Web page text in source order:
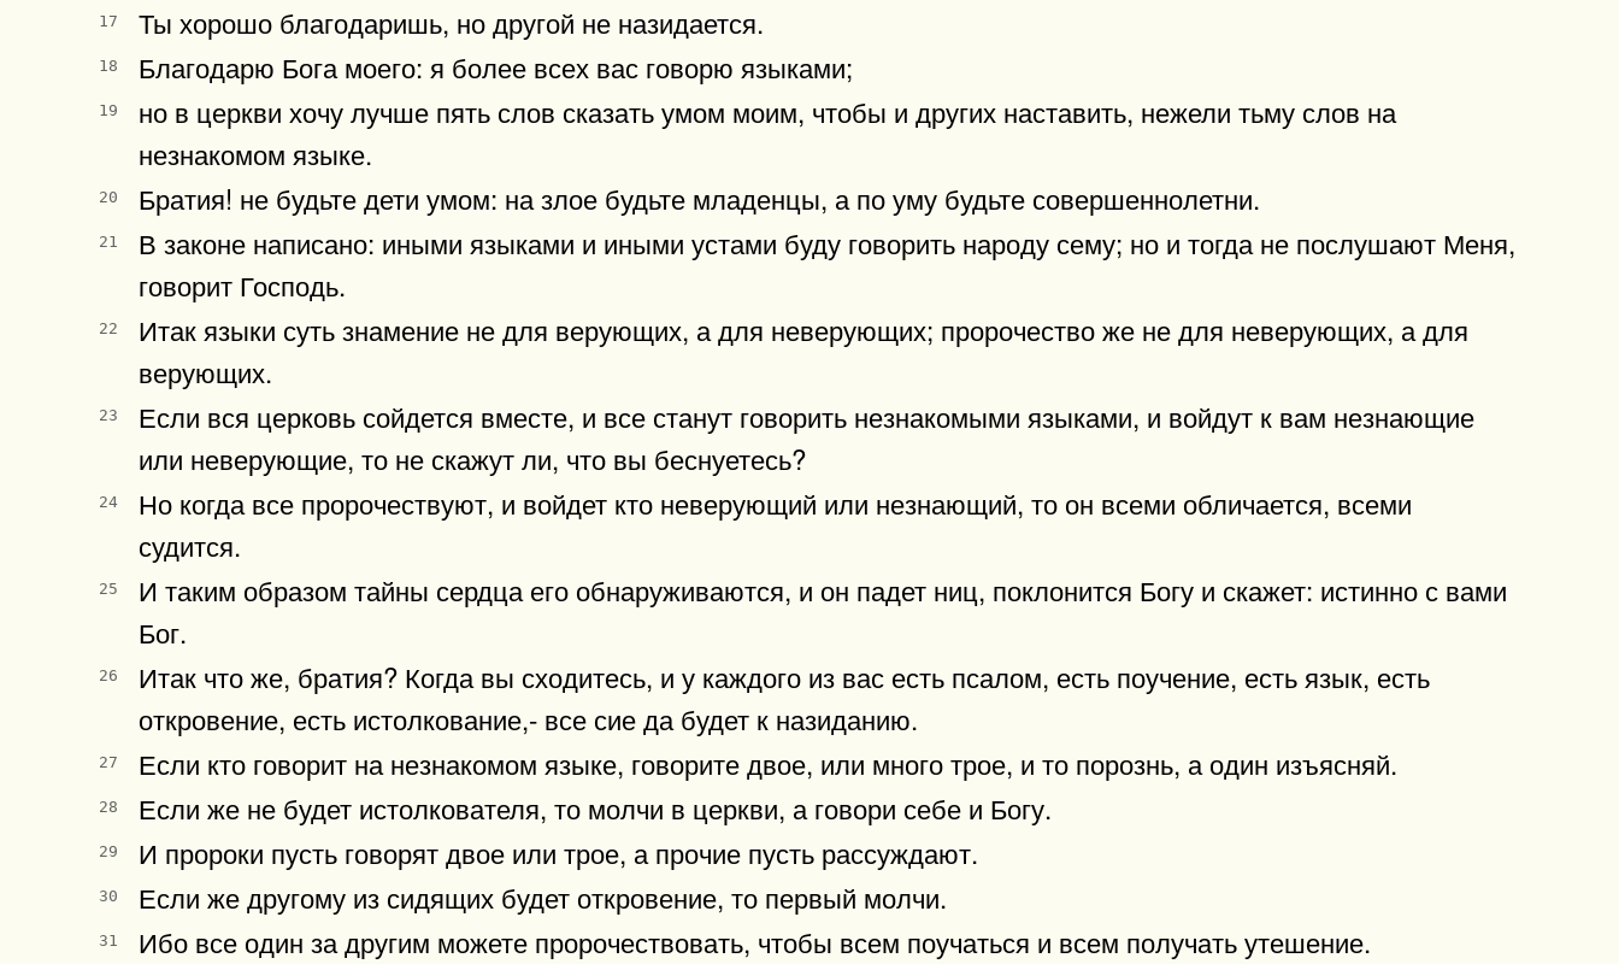
17 Ты хорошо благодаришь, но другой не назидается.
18 Благодарю Бога моего: я более всех вас говорю языками;
19
но в церкви хочу лучше пять слов сказать умом моим, чтобы и других наставить, нежели тьму слов на
незнакомом языке.
20 Братия! не будьте дети умом: на злое будьте младенцы, а по уму будьте совершеннолетни.
21
В законе написано: иными языками и иными устами буду говорить народу сему; но и тогда не послушают Меня,
говорит Господь.
22
Итак языки суть знамение не для верующих, а для неверующих; пророчество же не для неверующих, а для
верующих.
23
Если вся церковь сойдется вместе, и все станут говорить незнакомыми языками, и войдут к вам незнающие
или неверующие, то не скажут ли, что вы беснуетесь?
24
Но когда все пророчествуют, и войдет кто неверующий или незнающий, то он всеми обличается, всеми
судится.
25
И таким образом тайны сердца его обнаруживаются, и он падет ниц, поклонится Богу и скажет: истинно с вами
Бог.
26
Итак что же, братия? Когда вы сходитесь, и у каждого из вас есть псалом, есть поучение, есть язык, есть
откровение, есть истолкование,- все сие да будет к назиданию.
27 Если кто говорит на незнакомом языке, говорите двое, или много трое, и то порознь, а один изъясняй.
28 Если же не будет истолкователя, то молчи в церкви, а говори себе и Богу.
29 И пророки пусть говорят двое или трое, а прочие пусть рассуждают.
30 Если же другому из сидящих будет откровение, то первый молчи.
31 Ибо все один за другим можете пророчествовать, чтобы всем поучаться и всем получать утешение.